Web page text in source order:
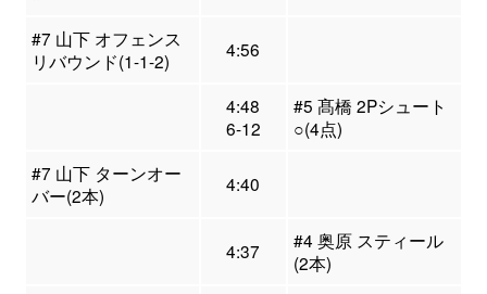
#7 山下 オフェンス
リバウンド(1-1-2)
4:56
4:48
6-12
#5 髙橋 2Pシュート
○(4点)
#7 山下 ターンオー
バー(2本)
4:40
4:37
#4 奥原 スティール
(2本)